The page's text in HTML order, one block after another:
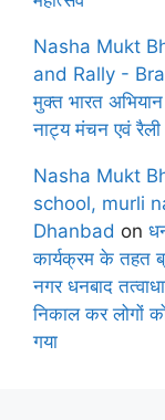
Nasha Mukt
and Rally -
मुक्त भारत
नाट्य मंचन एवं रैली
Nasha Mukt
school, murli
Dhanbad on
कार्यक्रम के तहत
नगर धनबाद
निकाल कर लोगों
गया